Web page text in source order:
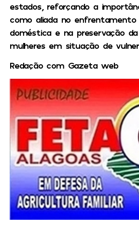
estados, reforçando a
como aliada no enfrentamento
doméstica e na preservação
mulheres em situação de
Redação com Gazeta web